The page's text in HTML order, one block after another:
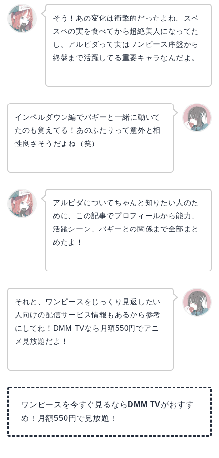
そう！あの変化は衝撃的だったよね。スベ
スベの実を食べてから超絶美人になってた
し。アルビダって実はワンピース序盤から
終盤まで活躍してる重要キャラなんだよ。
インペルダウン編でバギーと一緒に動いて
たのも覚えてる！あのふたりって意外と相
性良さそうだよね（笑）
アルビダについてちゃんと知りたい人のた
めに、この記事でプロフィールから能力、
活躍シーン、バギーとの関係まで全部まと
めたよ！
それと、ワンピースをじっくり見返したい
人向けの配信サービス情報もあるから参考
にしてね！DMM TVなら月額550円でアニ
メ見放題だよ！
ワンピースを今すぐ見るなら DMM TVがおすす
め！月額550円で見放題！